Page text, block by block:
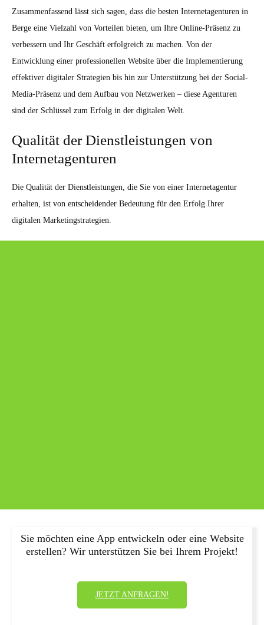
Zusammenfassend lässt sich sagen, dass die besten Internetagenturen in
Berge eine Vielzahl von Vorteilen bieten, um Ihre Online-Präsenz zu
verbessern und Ihr Geschäft erfolgreich zu machen. Von der
Entwicklung einer professionellen Website über die Implementierung
effektiver digitaler Strategien bis hin zur Unterstützung bei der Social-
Media-Präsenz und dem Aufbau von Netzwerken – diese Agenturen
sind der Schlüssel zum Erfolg in der digitalen Welt.
Qualität der Dienstleistungen von
Internetagenturen
Die Qualität der Dienstleistungen, die Sie von einer Internetagentur
erhalten, ist von entscheidender Bedeutung für den Erfolg Ihrer
digitalen Marketingstrategien.
Sie möchten eine App entwickeln oder eine Website
erstellen? Wir unterstützen Sie bei Ihrem Projekt!
JETZT ANFRAGEN!